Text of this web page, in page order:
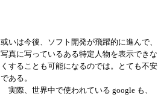
或いは今後、ソフト開発が飛躍的に進んで、
写真に写っているある特定人物を表示できな
くすることも可能になるのでは。とても不安
である。
実際、世界中で使われている google も、